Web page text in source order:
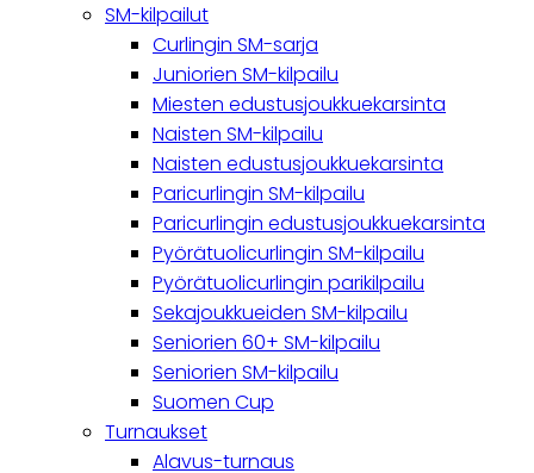
SM-kilpailut
Curlingin SM-sarja
Juniorien SM-kilpailu
Miesten edustusjoukkuekarsinta
Naisten SM-kilpailu
Naisten edustusjoukkuekarsinta
Paricurlingin SM-kilpailu
Paricurlingin edustusjoukkuekarsinta
Pyörätuolicurlingin SM-kilpailu
Pyörätuolicurlingin parikilpailu
Sekajoukkueiden SM-kilpailu
Seniorien 60+ SM-kilpailu
Seniorien SM-kilpailu
Suomen Cup
Turnaukset
Alavus-turnaus